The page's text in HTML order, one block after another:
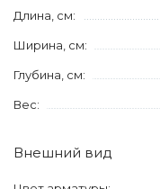
Длина, см:
Ширина, см:
Глубина, см:
Вес:
Внешний вид